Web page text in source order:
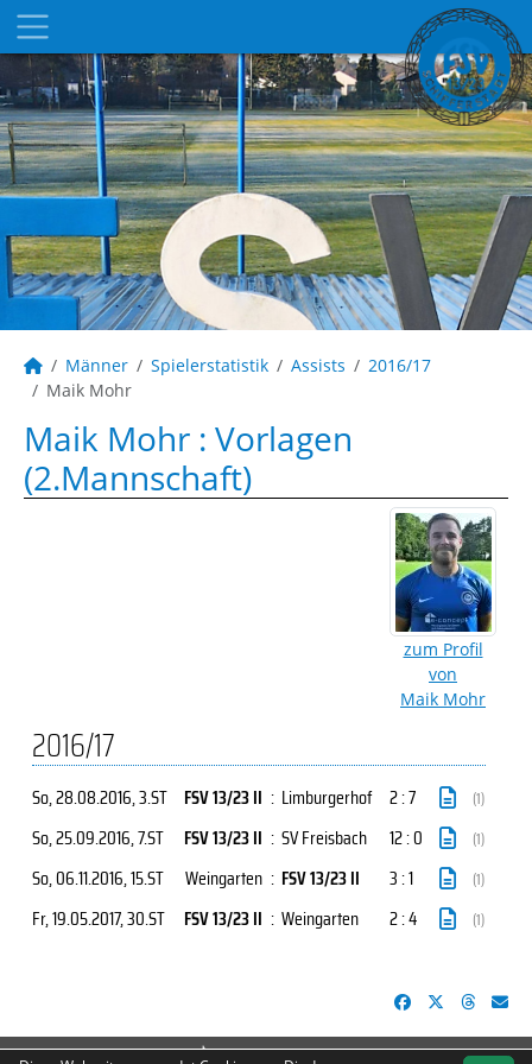
Männer Spielerstatistik Assists
2016/17
Maik Mohr
Maik Mohr : Vorlagen
(2.Mannschaft)
zum Profil
von
Maik Mohr
2016/17
So, 28.08.2016, 3.ST FSV 13/23 II : Limburgerhof 2 : 7 (1)
So, 25.09.2016, 7.ST FSV 13/23 II : SV Freisbach 12 : 0 (1)
So, 06.11.2016, 15.ST Weingarten : FSV 13/23 II 3 : 1 (1)
Fr, 19.05.2017, 30.ST FSV 13/23 II : Weingarten 2 : 4 (1)
soccero.de